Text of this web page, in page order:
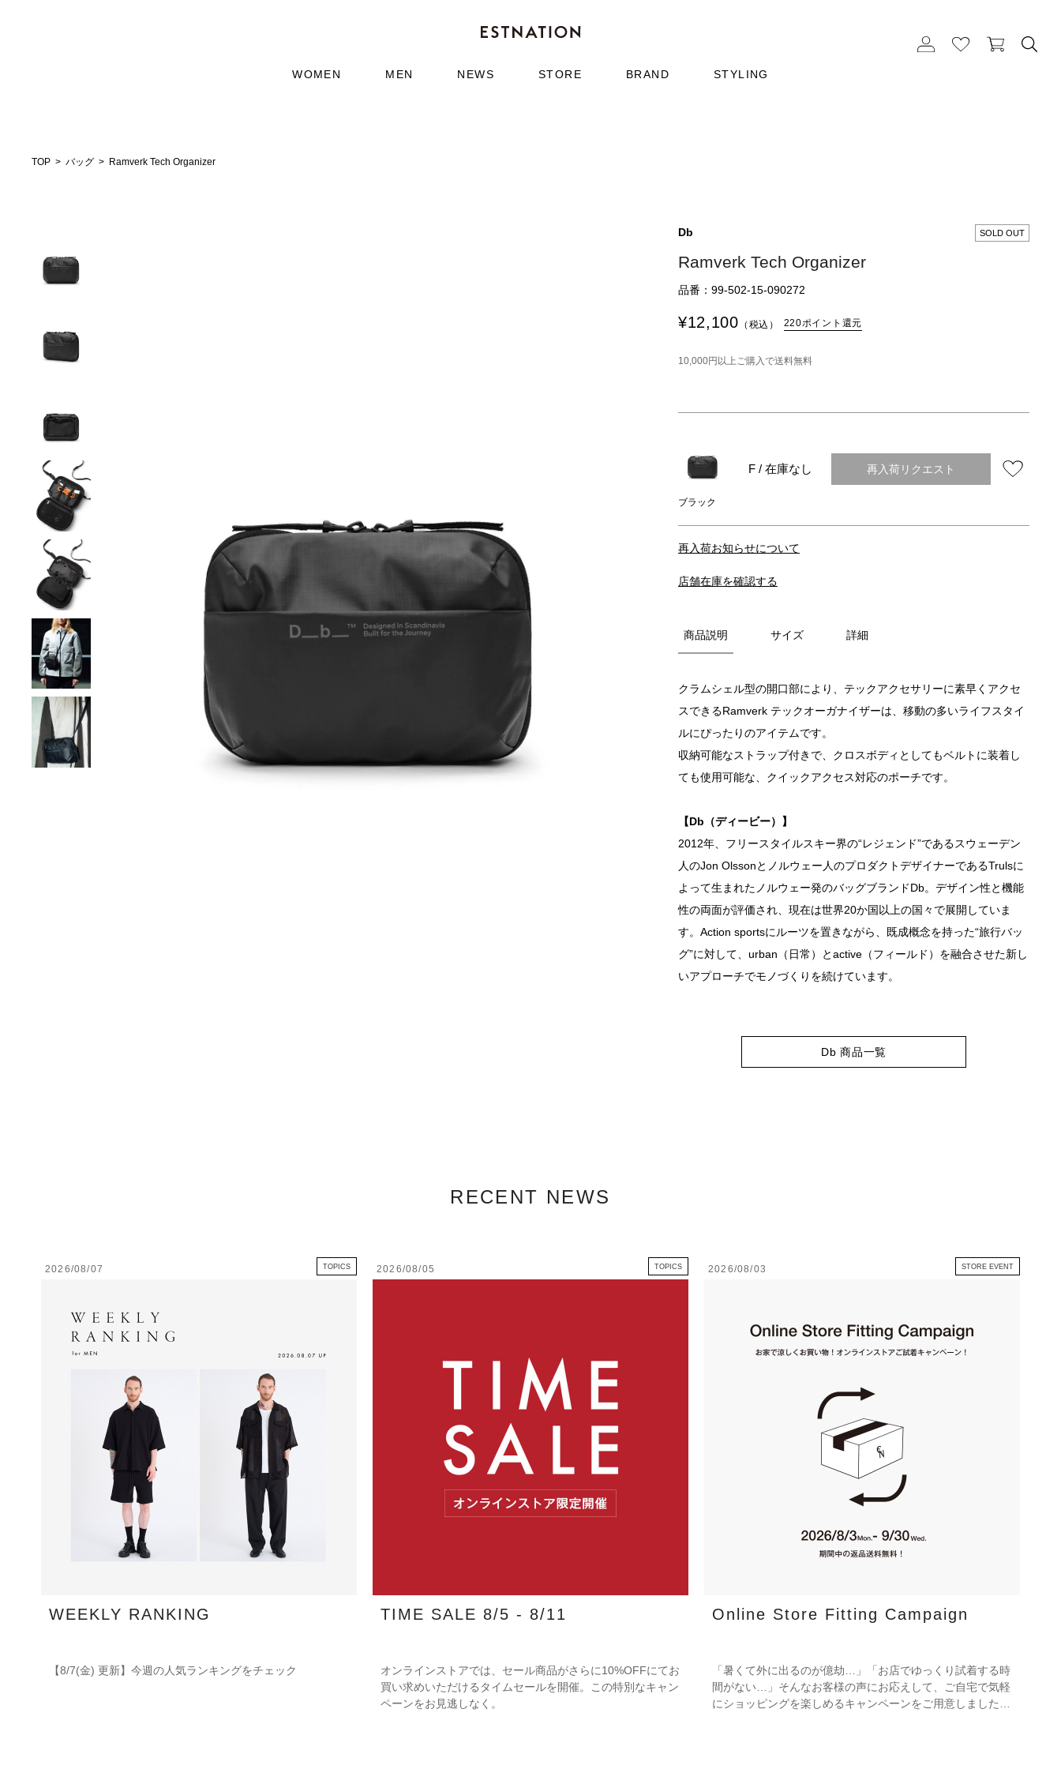
WOMEN MEN NEWS STORE BRAND STYLING
TOP バッグ Ramverk Tech Organizer
Db SOLD OUT
Ramverk Tech Organizer
品番：99-502-15-090272
¥12,100 （税込） 220ポイント還元
10,000円以上ご購入で送料無料
ブラック
F / 在庫なし 再入荷リクエスト
再入荷お知らせについて
店舗在庫を確認する
商品説明 サイズ 詳細
クラムシェル型の開口部により、テックアクセサリーに素早くアクセ
スできるRamverk テックオーガナイザーは、移動の多いライフスタイ
ルにぴったりのアイテムです。
収納可能なストラップ付きで、クロスボディとしてもベルトに装着し
ても使用可能な、クイックアクセス対応のポーチです。
【Db（ディービー）】
2012年、フリースタイルスキー界の“レジェンド”であるスウェーデン
人のJon Olssonとノルウェー人のプロダクトデザイナーであるTrulsに
よって生まれたノルウェー発のバッグブランドDb。デザイン性と機能
性の両面が評価され、現在は世界20か国以上の国々で展開していま
す。​Action sportsにルーツを置きながら、既成概念を持った“旅行バッ
グ”に対して、urban（日常）とactive（フィールド）を融合させた新し
いアプローチでモノづくりを続けています。
Db 商品一覧
RECENT NEWS
2026/08/07 TOPICS
WEEKLY RANKING
【8/7(金) 更新】今週の人気ランキングをチェック
2026/08/05 TOPICS
TIME SALE 8/5 - 8/11
オンラインストアでは、セール商品がさらに10%OFFにてお
買い求めいただけるタイムセールを開催。この特別なキャン
ペーンをお見逃しなく。
2026/08/03 STORE EVENT
Online Store Fitting Campaign
「暑くて外に出るのが億劫…」「お店でゆっくり試着する時
間がない…」そんなお客様の声にお応えして、ご自宅で気軽
にショッピングを楽しめるキャンペーンをご用意しました！